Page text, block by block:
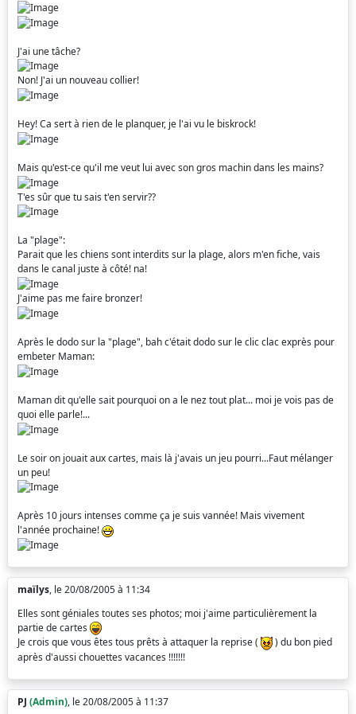
J'ai une tâche?
Non! J'ai un nouveau collier!
Hey! Ca sert à rien de le planquer, je l'ai vu le biskrock!
Mais qu'est-ce qu'il me veut lui avec son gros machin dans les mains?
T'es sûr que tu sais t'en servir??
La "plage":
Parait que les chiens sont interdits sur la plage, alors m'en fiche, vais
dans le canal juste à côté! na!
J'aime pas me faire bronzer!
Après le dodo sur la "plage", bah c'était dodo sur le clic clac exprès pour
embeter Maman:
Maman dit qu'elle sait pourquoi on a le nez tout plat... moi je vois pas de
quoi elle parle!...
Le soir on jouait aux cartes, mais là j'avais un jeu pourri...Faut mélanger
un peu!
Après 10 jours intenses comme ça je suis vannée! Mais vivement
l'année prochaine!
maïlys, le 20/08/2005 à 11:34
Elles sont géniales toutes ses photos; moi j'aime particulièrement la
partie de cartes
Je crois que vous êtes tous prêts à attaquer la reprise (
) du bon pied
après d'aussi chouettes vacances !!!!!!!
PJ (Admin), le 20/08/2005 à 11:37